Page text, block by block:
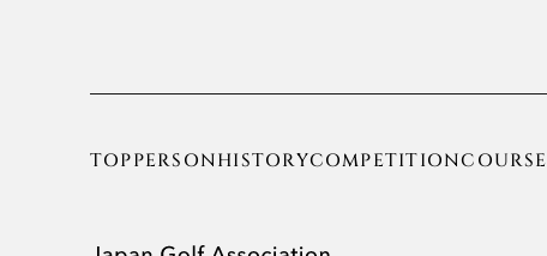
TOPPERSONHISTORYCOMPETITIONCOURSE